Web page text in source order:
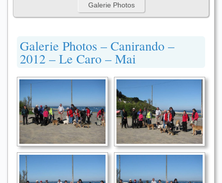
Galerie Photos
Galerie Photos – Canirando –
2012 – Le Caro – Mai